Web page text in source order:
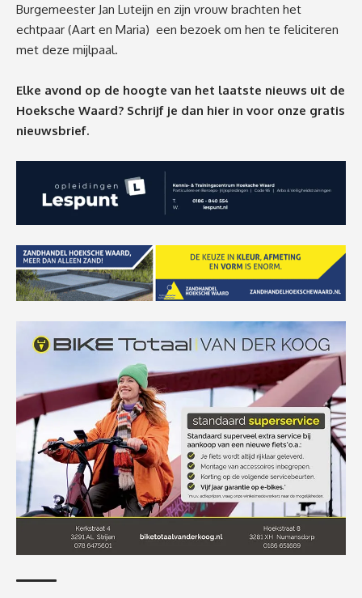
Burgemeester Jan Luteijn en zijn vrouw brachten het
echtpaar (Aart en Maria) een bezoek om hen te feliciteren
met deze mijlpaal.
Elke avond op de hoogte van het laatste nieuws uit de
Hoeksche Waard? Schrijf je dan hier in voor onze gratis
nieuwsbrief.